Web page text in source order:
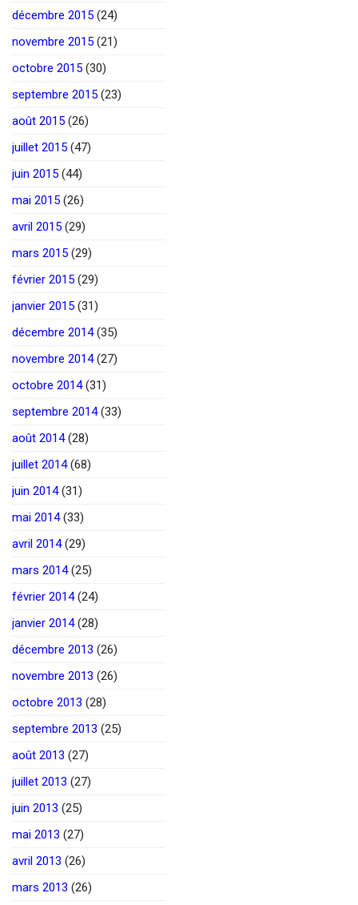
décembre 2015 (24)
novembre 2015 (21)
octobre 2015 (30)
septembre 2015 (23)
août 2015 (26)
juillet 2015 (47)
juin 2015 (44)
mai 2015 (26)
avril 2015 (29)
mars 2015 (29)
février 2015 (29)
janvier 2015 (31)
décembre 2014(35)
novembre 2014(27)
octobre 2014(31)
septembre 2014(33)
août 2014(28)
juillet 2014(68)
juin 2014(31)
mai 2014(33)
avril 2014(29)
mars 2014(25)
février 2014(24)
janvier 2014(28)
décembre 2013 (26)
novembre 2013 (26)
octobre 2013 (28)
septembre 2013 (25)
août 2013 (27)
juillet 2013 (27)
juin 2013 (25)
mai 2013 (27)
avril 2013 (26)
mars 2013 (26)